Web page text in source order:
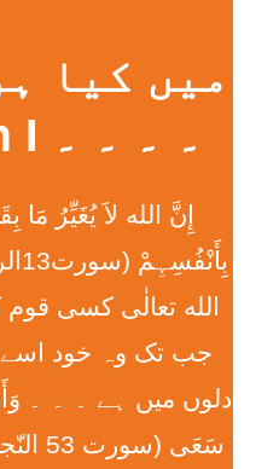
میں کیا
۔ ۔ ۔ ۔ What Am I
إِنَّ الله لاَ يُغَيِّرُ مَا
الله تعالٰی کسی
جب تک وہ خود اسے
دلوں میں ہے ۔ ۔ ۔